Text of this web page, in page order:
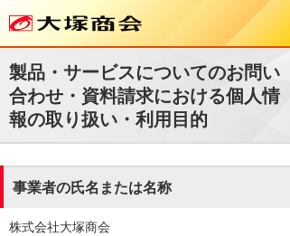
製品・サービスについてのお問い
合わせ・資料請求における個人情
報の取り扱い・利用目的
事業者の氏名または名称
株式会社大塚商会